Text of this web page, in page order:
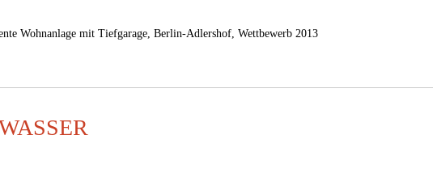
Wohnanlage mit Tiefgarage, Berlin-Adlershof, Wettbewerb 2013